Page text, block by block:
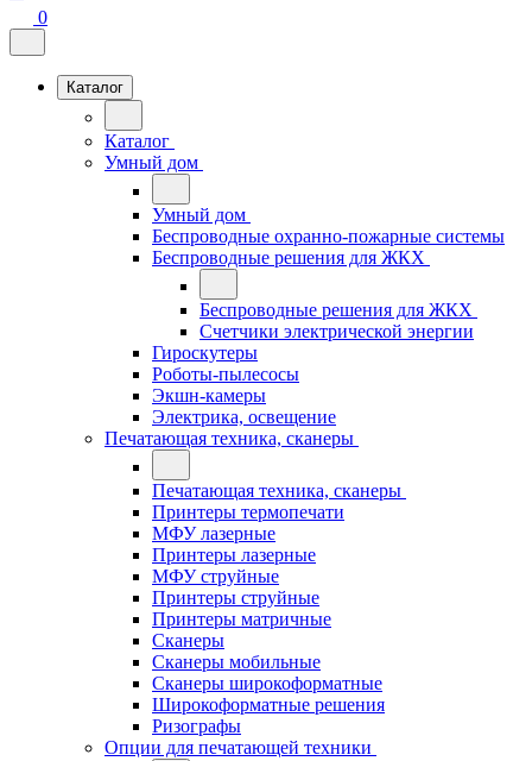
0
Каталог
Каталог
Умный дом
Умный дом
Беспроводные охранно-пожарные системы
Беспроводные решения для ЖКХ
Беспроводные решения для ЖКХ
Счетчики электрической энергии
Гироскутеры
Роботы-пылесосы
Экшн-камеры
Электрика, освещение
Печатающая техника, сканеры
Печатающая техника, сканеры
Принтеры термопечати
МФУ лазерные
Принтеры лазерные
МФУ струйные
Принтеры струйные
Принтеры матричные
Сканеры
Сканеры мобильные
Сканеры широкоформатные
Широкоформатные решения
Ризографы
Опции для печатающей техники